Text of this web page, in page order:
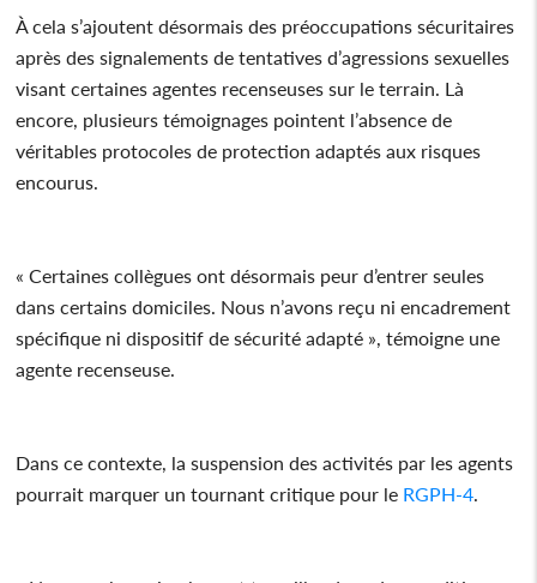
À cela s’ajoutent désormais des préoccupations sécuritaires
après des signalements de tentatives d’agressions sexuelles
visant certaines agentes recenseuses sur le terrain. Là
encore, plusieurs témoignages pointent l’absence de
véritables protocoles de protection adaptés aux risques
encourus.
« Certaines collègues ont désormais peur d’entrer seules
dans certains domiciles. Nous n’avons reçu ni encadrement
spécifique ni dispositif de sécurité adapté », témoigne une
agente recenseuse.
Dans ce contexte, la suspension des activités par les agents
pourrait marquer un tournant critique pour le RGPH-4